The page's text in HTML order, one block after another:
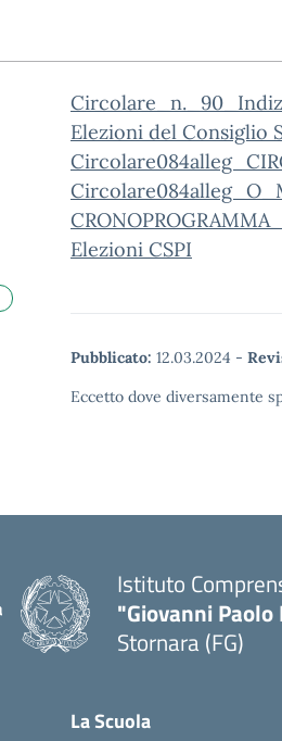
Elezioni del Consiglio
Elezioni CSPI
Pubblicato: 12.03.2024 -
Eccetto dove diversamente
Istituto
"Giovanni Paolo
Stornara (FG)
La Scuola